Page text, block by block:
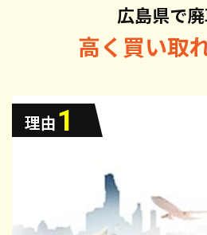
広島県で
高く買い取